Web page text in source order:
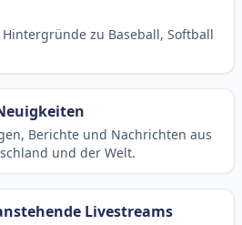
zu Baseball, Softball
Berichte und Nachrichten aus
und der Welt.
Livestreams